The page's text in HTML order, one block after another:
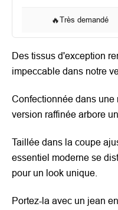
🔥Très demandé
Des tissus d'exception
impeccable dans notre
Confectionnée dans une
version raffinée arbore
Taillée dans la coupe
essentiel moderne se
pour un look unique.
Portez-la avec un jean